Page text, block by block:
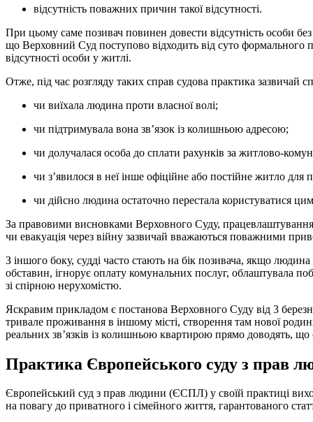
відсутність поважних причин такої відсутності.
При цьому саме позивач повинен довести відсутність особи
що Верховний Суд поступово відходить від суто формального
відсутності особи у житлі.
Отже, під час розгляду таких справ судова практика зазвичай
чи виїхала людина проти власної волі;
чи підтримувала вона зв’язок із колишньою адресою;
чи долучалася особа до сплати рахунків за житлово-
чи з’явилося в неї інше офіційне або постійне житло
чи дійсно людина остаточно перестала користуватися
За правовими висновками Верховного Суду,
чи евакуація через війну зазвичай вважаються поважними
З іншого боку, судді часто стають на бік позивача, якщо
обставин, ігнорує оплату комунальних послуг, облаштувала
зі спірною нерухомістю.
Яскравим прикладом є постанова Верховного Суду від 3
тривале проживання в іншому місті, створення там нової
реальних зв’язків із колишньою квартирою прямо доводять, що
Практика Європейського суду з прав
Європейський суд з прав людини (ЄСПЛ) у своїй практиці
на повагу до приватного і сімейного життя, гарантованого